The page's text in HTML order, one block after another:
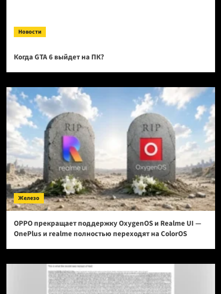
Новости
Когда GTA 6 выйдет на ПК?
Железо
OPPO прекращает поддержку OxygenOS и Realme UI —
OnePlus и realme полностью переходят на ColorOS